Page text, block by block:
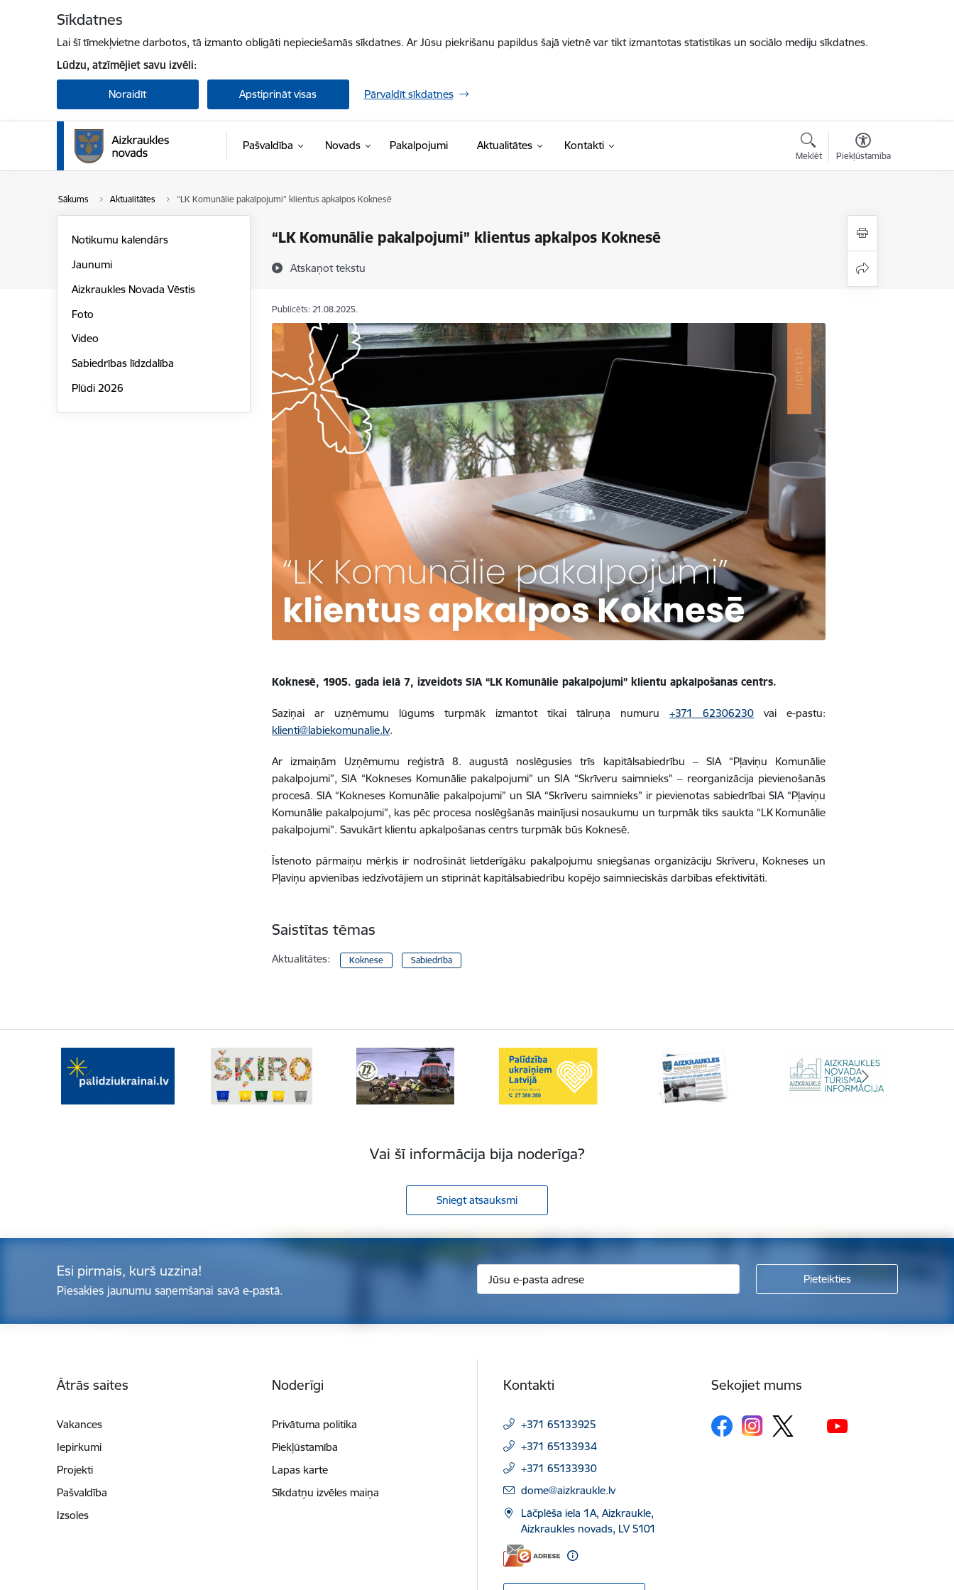
Sīkdatnes
Lai šī tīmekļvietne darbotos, tā izmanto obligāti nepieciešamās sīkdatnes. Ar Jūsu piekrišanu papildus šajā vietnē var tikt izmantotas statistikas un sociālo mediju sīkdatnes.
Lūdzu, atzīmējiet savu izvēli:
Noraidīt Apstiprināt visas Pārvaldīt sīkdatnes
Pašvaldība Novads Pakalpojumi Aktualitātes Kontakti
Meklēt Piekļūstamība
Sākums Aktualitātes “LK Komunālie pakalpojumi” klientus apkalpos Koknesē
“LK Komunālie pakalpojumi” klientus apkalpos Koknesē
Atskaņot tekstu
Notikumu kalendārs
Jaunumi
Aizkraukles Novada Vēstis
Foto
Video
Sabiedrības līdzdalība
Plūdi 2026
Publicēts: 21.08.2025.
Koknesē, 1905. gada ielā 7, izveidots SIA “LK Komunālie pakalpojumi” klientu apkalpošanas centrs.
Saziņai ar uzņēmumu lūgums turpmāk izmantot tikai tālruņa numuru+371 62306230 vai e-pastu:
klienti@labiekomunalie.lv.
Ar izmaiņām Uzņēmumu reģistrā 8. augustā noslēgusies trīs kapitālsabiedrību ‒ SIA “Pļaviņu Komunālie
pakalpojumi”, SIA “Kokneses Komunālie pakalpojumi” un SIA “Skrīveru saimnieks” ‒ reorganizācija pievienošanās
procesā. SIA “Kokneses Komunālie pakalpojumi” un SIA “Skrīveru saimnieks” ir pievienotas sabiedrībai SIA “Pļaviņu
Komunālie pakalpojumi”, kas pēc procesa noslēgšanās mainījusi nosaukumu un turpmāk tiks saukta “LK Komunālie
pakalpojumi”. Savukārt klientu apkalpošanas centrs turpmāk būs Koknesē.
Īstenoto pārmaiņu mērķis ir nodrošināt lietderīgāku pakalpojumu sniegšanas organizāciju Skrīveru, Kokneses un
Pļaviņu apvienības iedzīvotājiem un stiprināt kapitālsabiedrību kopējo saimnieciskās darbības efektivitāti.
Saistītas tēmas
Aktualitātes: Koknese Sabiedrība
Vai šī informācija bija noderīga?
Sniegt atsauksmi
Esi pirmais, kurš uzzina!
Piesakies jaunumu saņemšanai savā e-pastā.
Ātrās saites
Vakances
Iepirkumi
Projekti
Pašvaldība
Izsoles
Noderīgi
Privātuma politika
Piekļūstamība
Lapas karte
Sīkdatņu izvēles maiņa
Kontakti
+371 65133925
+371 65133934
+371 65133930
E-pasts:
dome@aizkraukle.lv
Lāčplēša iela 1A, Aizkraukle,
Aizkraukles novads, LV 5101
Sekojiet mums